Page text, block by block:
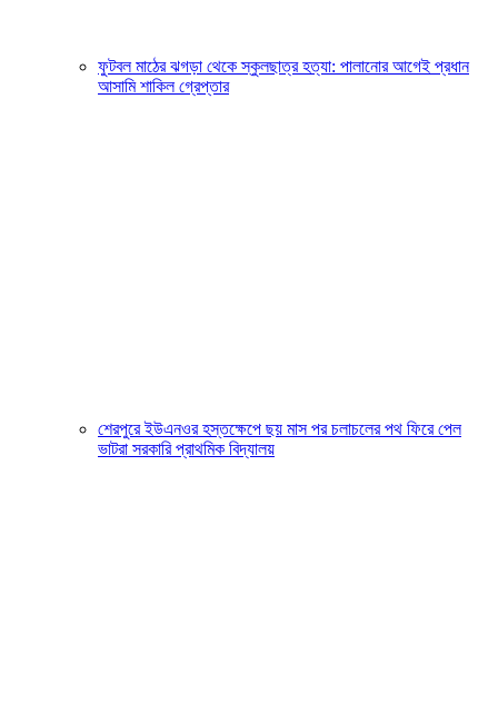
ফুটবল মাঠের ঝগড়া থেকে স্কুলছাত্র হত্যা: পালানোর আগেই প্রধান
আসামি শাকিল গ্রেপ্তার
শেরপুরে ইউএনওর হস্তক্ষেপে ছয় মাস পর চলাচলের পথ ফিরে পেল
ভাটরা সরকারি প্রাথমিক বিদ্যালয়